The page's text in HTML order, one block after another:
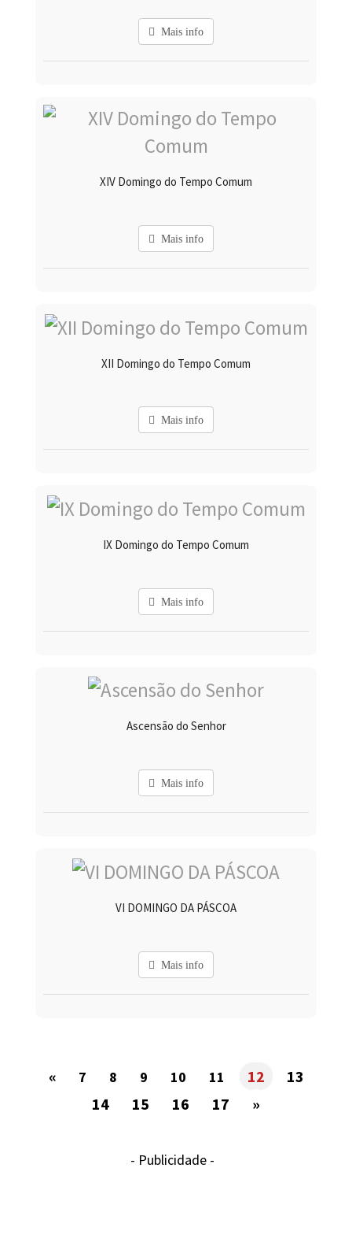
Mais info
XIV Domingo do Tempo Comum
Mais info
XII Domingo do Tempo Comum
Mais info
IX Domingo do Tempo Comum
Mais info
Ascensão do Senhor
Mais info
VI DOMINGO DA PÁSCOA
Mais info
« 7 8 9 10 11 12
13
14
15 16 17 »
- Publicidade -